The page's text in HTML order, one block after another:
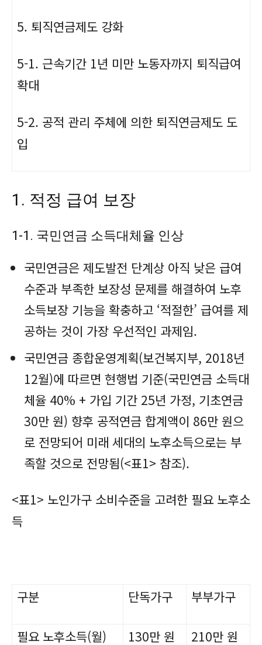
5. 퇴직연금제도 강화
5-1. 근속기간 1년 미만 노동자까지 퇴직급여
확대
5-2. 공적 관리 주체에 의한 퇴직연금제도 도
입
1. 적정 급여 보장
1-1. 국민연금 소득대체율 인상
국민연금은 제도발전 단계상 아직 낮은 급여
수준과 부족한 보장성 문제를 해결하여 노후
소득보장 기능을 확충하고 ‘적절한’ 급여를 제
공하는 것이 가장 우선적인 과제임.
국민연금 종합운영계획(보건복지부, 2018년
12월)에 따르면 현행법 기준(국민연금 소득대
체율 40% + 가입 기간 25년 가정, 기초연금
30만 원) 향후 공적연금 합계액이 86만 원으
로 전망되어 미래 세대의 노후소득으로는 부
족할 것으로 전망됨(<표1> 참조).
<표1> 노인가구 소비수준을 고려한 필요 노후소
득
구분 단독가구 부부가구
필요 노후소득(월) 130만 원 210만 원